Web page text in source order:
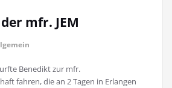
mfr. JEM
Benedikt zur mfr.
fahren, die an 2 Tagen in Erlangen